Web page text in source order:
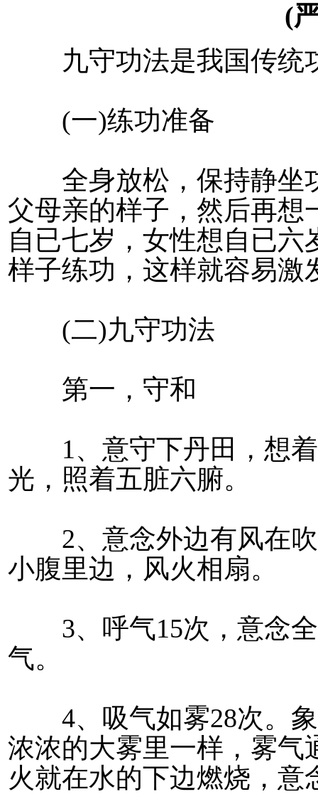
(
九守功法是我国传统
(一)练功准备
全身放松，保持静坐
父母亲的样子，然后再想
自已七岁，女性想自已
样子练功，这样就容易激
(二)九守功法
第一，守和
1、意守下丹田，想着
光，照着五脏六腑。
2、意念外边有风在吹
小腹里边，风火相扇。
3、呼气15次，意念全
气。
4、吸气如雾28次。象
浓浓的大雾里一样，雾气
火就在水的下边燃烧，意